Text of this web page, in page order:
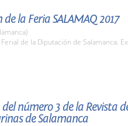
la Feria SALAMAQ 2017
de la Diputación de Salamanca.
número 3 de la Revista
de Salamanca